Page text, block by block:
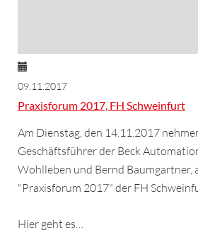
09.11.2017
Praxisforum 2017, FH Schweinfurt
Am Dienstag, den 14.11.2017
Geschäftsführer der Beck
Wohlleben und Bernd Baumgartner,
"Praxisforum 2017" der FH
Hier geht es…